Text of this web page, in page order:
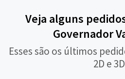
Veja alguns
Governador
Esses são os últimos
2D e 3D